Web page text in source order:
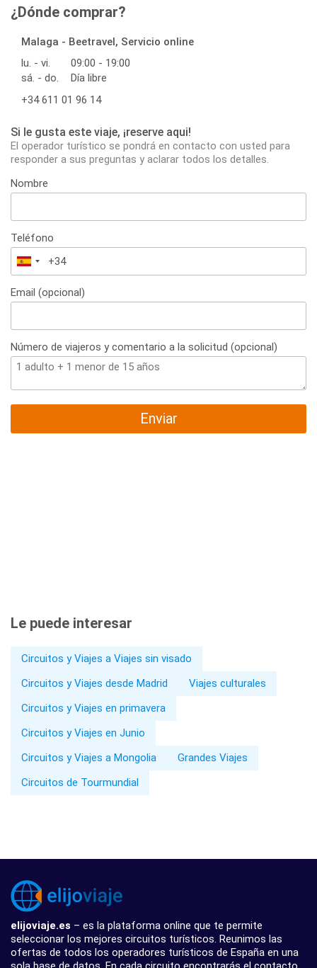
¿Dónde comprar?
Malaga - Beetravel, Servicio online
lu. - vi.
09:00 - 19:00
sá. - do.
Día libre
+34 611 01 96 14
Si le gusta este viaje, ¡reserve aqui!
El operador turístico se pondrá en contacto con usted para
responder a sus preguntas y aclarar todos los detalles.
Nombre
Teléfono
España
+34
Email (opcional)
Número de viajeros y comentario a la solicitud (opcional)
Enviar
Le puede interesar
Circuitos y Viajes a Viajes sin visado
Circuitos y Viajes desde Madrid
Viajes culturales
Circuitos y Viajes en primavera
Circuitos y Viajes en Junio
Circuitos y Viajes a Mongolia
Grandes Viajes
Circuitos de Tourmundial
elijoviaje.es – es la plataforma online que te permite
seleccionar los mejores circuitos turísticos. Reunimos las
ofertas de todos los operadores turísticos de España en una